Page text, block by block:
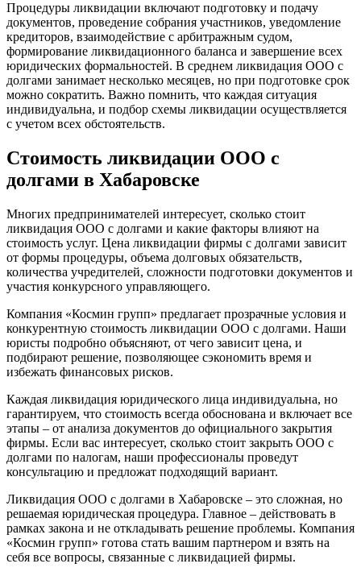
Процедуры ликвидации включают подготовку и подачу
документов, проведение собрания участников, уведомление
кредиторов, взаимодействие с арбитражным судом,
формирование ликвидационного баланса и завершение всех
юридических формальностей. В среднем ликвидация ООО с
долгами занимает несколько месяцев, но при подготовке срок
можно сократить. Важно помнить, что каждая ситуация
индивидуальна, и подбор схемы ликвидации осуществляется
с учетом всех обстоятельств.
Стоимость ликвидации ООО с
долгами в Хабаровске
Многих предпринимателей интересует, сколько стоит
ликвидация ООО с долгами и какие факторы влияют на
стоимость услуг. Цена ликвидации фирмы с долгами зависит
от формы процедуры, объема долговых обязательств,
количества учредителей, сложности подготовки документов и
участия конкурсного управляющего.
Компания «Космин групп» предлагает прозрачные условия и
конкурентную стоимость ликвидации ООО с долгами. Наши
юристы подробно объясняют, от чего зависит цена, и
подбирают решение, позволяющее сэкономить время и
избежать финансовых рисков.
Каждая ликвидация юридического лица индивидуальна, но
гарантируем, что стоимость всегда обоснована и включает все
этапы – от анализа документов до официального закрытия
фирмы. Если вас интересует, сколько стоит закрыть ООО с
долгами по налогам, наши профессионалы проведут
консультацию и предложат подходящий вариант.
Ликвидация ООО с долгами в Хабаровске – это сложная, но
решаемая юридическая процедура. Главное – действовать в
рамках закона и не откладывать решение проблемы. Компания
«Космин групп» готова стать вашим партнером и взять на
себя все вопросы, связанные с ликвидацией фирмы.